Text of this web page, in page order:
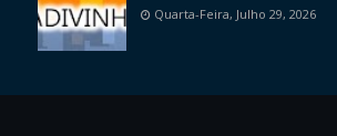
Quarta-Feira, Julho 29, 2026